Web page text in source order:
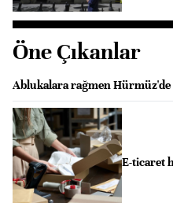
Öne Çıkanlar
Ablukalara rağmen
E-ticaret